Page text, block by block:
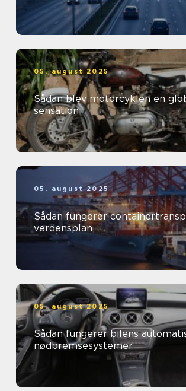
05. august 2025
Sådan blev motorcyklen en
sensation
05. august 2025
Sådan fungerer
verdensplan
05. august 2025
Sådan fungerer bilens
nødbremsesystemer